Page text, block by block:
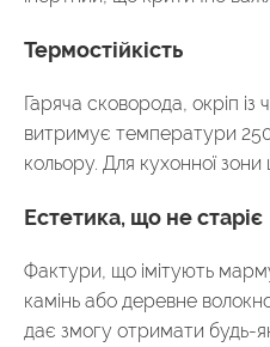
Термостійкість
Гаряча сковорода, окріп
витримує температури
кольору. Для кухонної
Естетика, що не старіє
Фактури, що імітують
камінь або деревне
дає змогу отримати будь-